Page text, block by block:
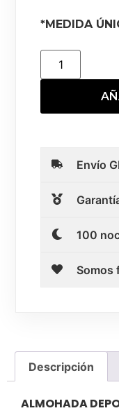
*MEDIDA
Envío
100
Somos
Descripción
ALMOHADA